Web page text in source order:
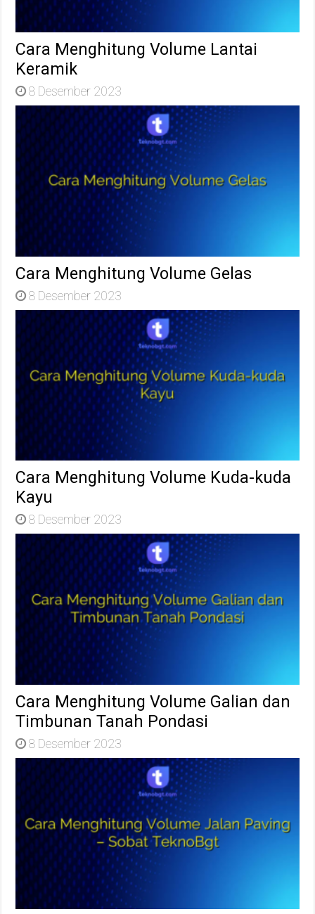
Cara Menghitung Volume Lantai
Keramik
8 Desember 2023
Cara Menghitung Volume Gelas
8 Desember 2023
Cara Menghitung Volume Kuda-kuda
Kayu
8 Desember 2023
Cara Menghitung Volume Galian dan
Timbunan Tanah Pondasi
8 Desember 2023